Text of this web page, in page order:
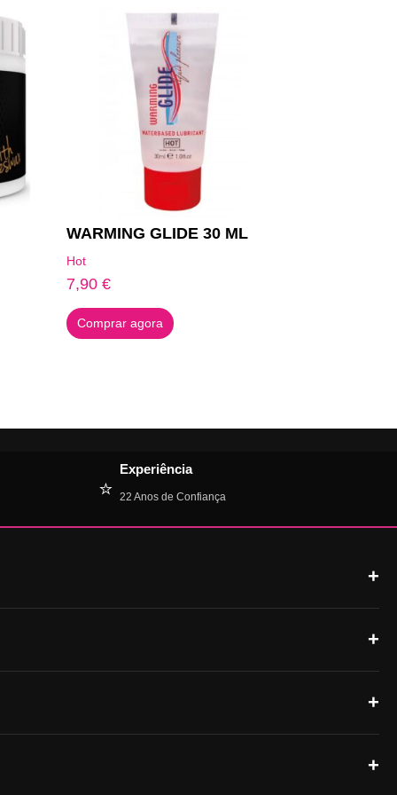
WARMING GLIDE 30 ML
Hot
7,90€
Comprar agora
⭐
Experiência
22 Anos de Confiança